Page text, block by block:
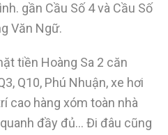
gần Cầu Số 4 và Cầu Số
Văn Ngữ.
tiền Hoàng Sa 2 căn
Q10, Phú Nhuận, xe hơi
cao hàng xóm toàn nhà
đầy đủ… Đi đâu cũng